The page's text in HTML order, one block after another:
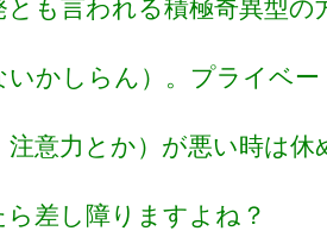
とも言われる積極奇異型の
いかしらん）。プライベ
意力とか）が悪い時は休
差し障りますよね？